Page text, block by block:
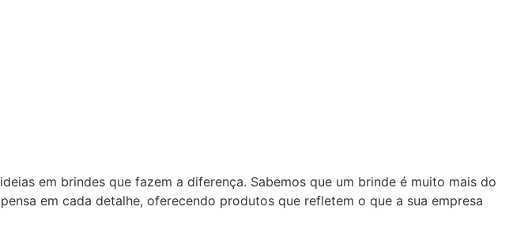
em brindes que fazem a diferença. Sabemos que um brinde é muito mais do
em cada detalhe, oferecendo produtos que refletem o que a sua empresa